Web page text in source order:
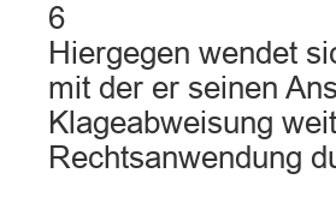
6
Hiergegen wendet
mit der er seinen
Klageabweisung
Rechtsanwendung